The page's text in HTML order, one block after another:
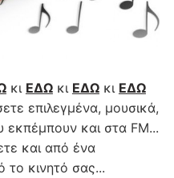
κι ΕΔΩκι ΕΔΩκι ΕΔΩ
επιλεγμένα, μουσικά,
εκπέμπουν και στα FM...
και από ένα
το κινητό σας...